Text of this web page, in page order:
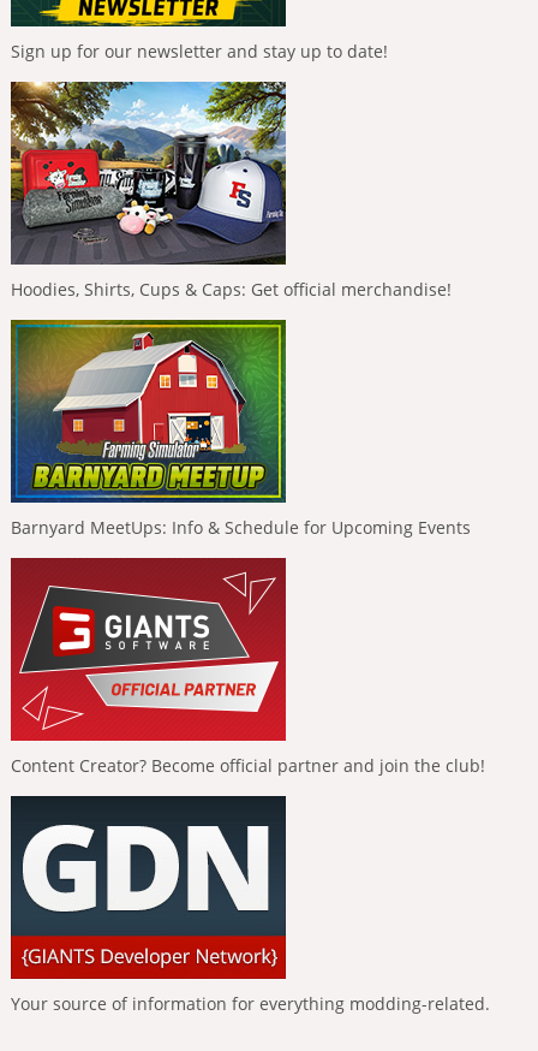
Sign up for our newsletter and stay up to date!
Hoodies, Shirts, Cups & Caps: Get official merchandise!
Barnyard MeetUps: Info & Schedule for Upcoming Events
Content Creator? Become official partner and join the club!
Your source of information for everything modding-related.